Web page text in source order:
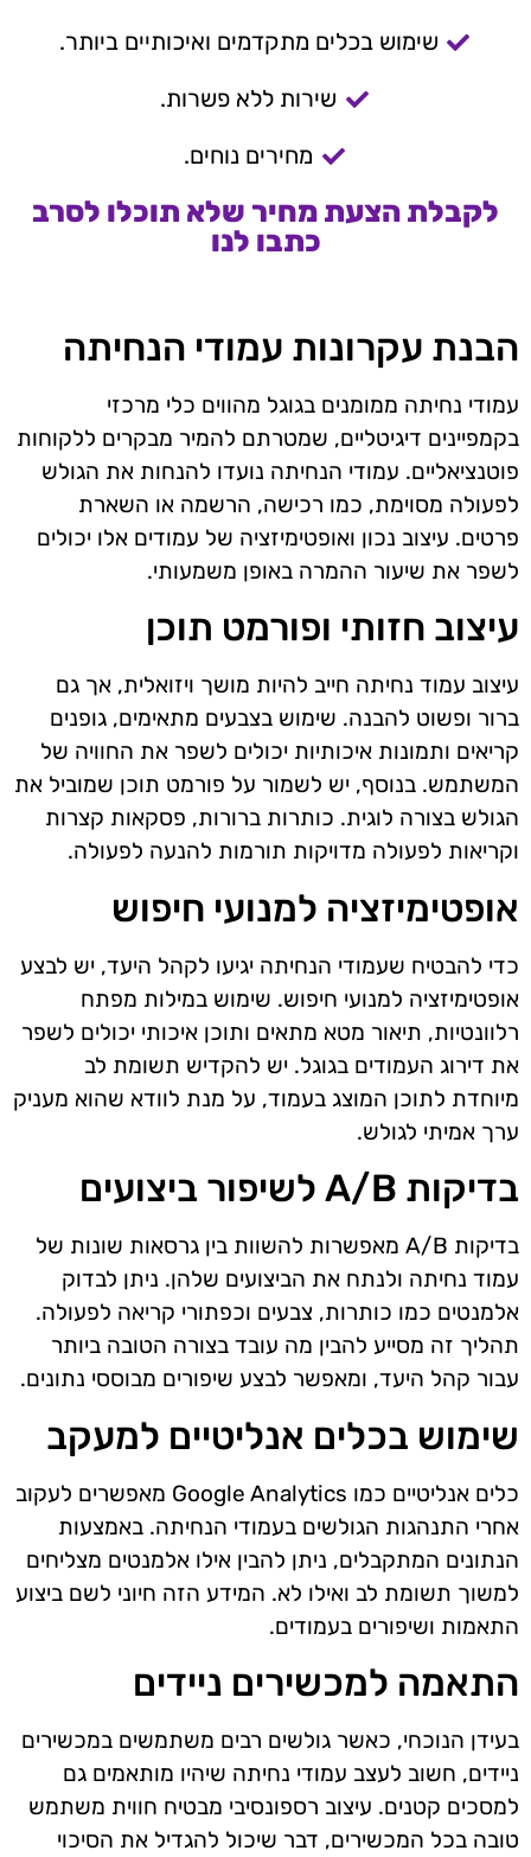
שימוש בכלים מתקדמים ואיכותיים ביותר.
שירות ללא פשרות.
מחירים נוחים.
לקבלת הצעת מחיר שלא תוכלו לסרב
כתבו לנו
הבנת עקרונות עמודי הנחיתה
עמודי נחיתה ממומנים בגוגל מהווים כלי מרכזי
בקמפיינים דיגיטליים, שמטרתם להמיר מבקרים ללקוחות
פוטנציאליים. עמודי הנחיתה נועדו להנחות את הגולש
לפעולה מסוימת, כמו רכישה, הרשמה או השארת
פרטים. עיצוב נכון ואופטימיזציה של עמודים אלו יכולים
לשפר את שיעור ההמרה באופן משמעותי.
עיצוב חזותי ופורמט תוכן
עיצוב עמוד נחיתה חייב להיות מושך ויזואלית, אך גם
ברור ופשוט להבנה. שימוש בצבעים מתאימים, גופנים
קריאים ותמונות איכותיות יכולים לשפר את החוויה של
המשתמש. בנוסף, יש לשמור על פורמט תוכן שמוביל את
הגולש בצורה לוגית. כותרות ברורות, פסקאות קצרות
וקריאות לפעולה מדויקות תורמות להנעה לפעולה.
אופטימיזציה למנועי חיפוש
כדי להבטיח שעמודי הנחיתה יגיעו לקהל היעד, יש לבצע
אופטימיזציה למנועי חיפוש. שימוש במילות מפתח
רלוונטיות, תיאור מטא מתאים ותוכן איכותי יכולים לשפר
את דירוג העמודים בגוגל. יש להקדיש תשומת לב
מיוחדת לתוכן המוצג בעמוד, על מנת לוודא שהוא מעניק
ערך אמיתי לגולש.
בדיקות A/B לשיפור ביצועים
בדיקות A/B מאפשרות להשוות בין גרסאות שונות של
עמוד נחיתה ולנתח את הביצועים שלהן. ניתן לבדוק
אלמנטים כמו כותרות, צבעים וכפתורי קריאה לפעולה.
תהליך זה מסייע להבין מה עובד בצורה הטובה ביותר
עבור קהל היעד, ומאפשר לבצע שיפורים מבוססי נתונים.
שימוש בכלים אנליטיים למעקב
כלים אנליטיים כמו Google Analytics מאפשרים לעקוב
אחרי התנהגות הגולשים בעמודי הנחיתה. באמצעות
הנתונים המתקבלים, ניתן להבין אילו אלמנטים מצליחים
למשוך תשומת לב ואילו לא. המידע הזה חיוני לשם ביצוע
התאמות ושיפורים בעמודים.
התאמה למכשירים ניידים
בעידן הנוכחי, כאשר גולשים רבים משתמשים במכשירים
ניידים, חשוב לעצב עמודי נחיתה שיהיו מותאמים גם
למסכים קטנים. עיצוב רספונסיבי מבטיח חווית משתמש
טובה בכל המכשירים, דבר שיכול להגדיל את הסיכוי